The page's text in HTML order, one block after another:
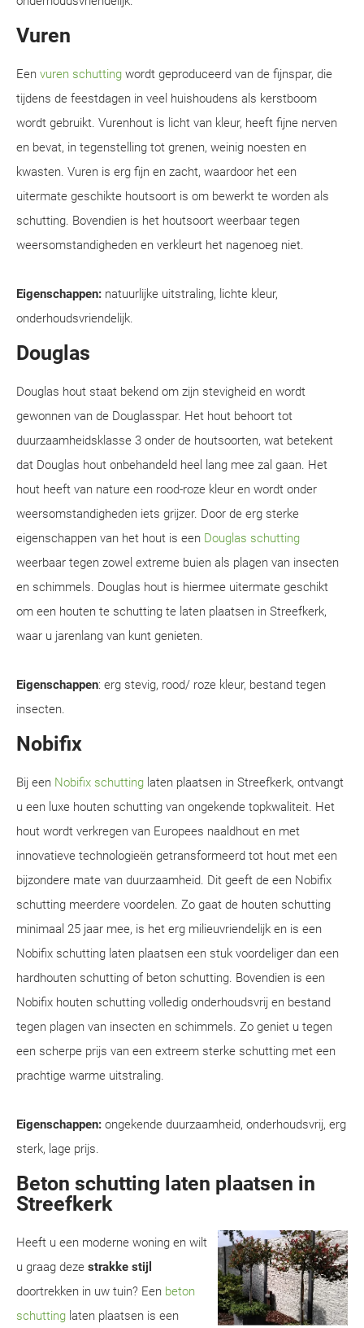
Vuren
Een vuren schutting wordt geproduceerd van de fijnspar, die
tijdens de feestdagen in veel huishoudens als kerstboom
wordt gebruikt. Vurenhout is licht van kleur, heeft fijne nerven
en bevat, in tegenstelling tot grenen, weinig noesten en
kwasten. Vuren is erg fijn en zacht, waardoor het een
uitermate geschikte houtsoort is om bewerkt te worden als
schutting. Bovendien is het houtsoort weerbaar tegen
weersomstandigheden en verkleurt het nagenoeg niet.
Eigenschappen: natuurlijke uitstraling, lichte kleur,
onderhoudsvriendelijk.
Douglas
Douglas hout staat bekend om zijn stevigheid en wordt
gewonnen van de Douglasspar. Het hout behoort tot
duurzaamheidsklasse 3 onder de houtsoorten, wat betekent
dat Douglas hout onbehandeld heel lang mee zal gaan. Het
hout heeft van nature een rood-roze kleur en wordt onder
weersomstandigheden iets grijzer. Door de erg sterke
eigenschappen van het hout is een Douglas schutting
weerbaar tegen zowel extreme buien als plagen van insecten
en schimmels. Douglas hout is hiermee uitermate geschikt
om een houten te schutting te laten plaatsen in Streefkerk,
waar u jarenlang van kunt genieten.
Eigenschappen: erg stevig, rood/ roze kleur, bestand tegen
insecten.
Nobifix
Bij een Nobifix schutting laten plaatsen in Streefkerk, ontvangt
u een luxe houten schutting van ongekende topkwaliteit. Het
hout wordt verkregen van Europees naaldhout en met
innovatieve technologieën getransformeerd tot hout met een
bijzondere mate van duurzaamheid. Dit geeft de een Nobifix
schutting meerdere voordelen. Zo gaat de houten schutting
minimaal 25 jaar mee, is het erg milieuvriendelijk en is een
Nobifix schutting laten plaatsen een stuk voordeliger dan een
hardhouten schutting of beton schutting. Bovendien is een
Nobifix houten schutting volledig onderhoudsvrij en bestand
tegen plagen van insecten en schimmels. Zo geniet u tegen
een scherpe prijs van een extreem sterke schutting met een
prachtige warme uitstraling.
Eigenschappen: ongekende duurzaamheid, onderhoudsvrij, erg
sterk, lage prijs.
Beton schutting laten plaatsen in
Streefkerk
Heeft u een moderne woning en wilt
u graag deze strakke stijl
doortrekken in uw tuin? Een beton
schutting laten plaatsen is een